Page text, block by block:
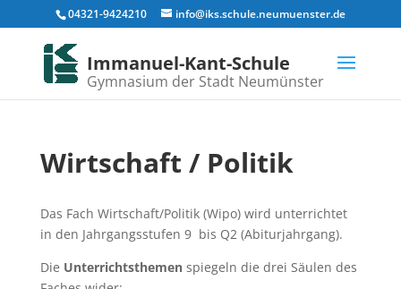
04321-9424210 info@iks.schule.neumuenster.de
Immanuel-Kant-Schule
Gymnasium der Stadt Neumünster
Wirtschaft / Politik
Das Fach Wirtschaft/Politik (Wipo) wird unterrichtet
in den Jahrgangsstufen 9 bis Q2 (Abiturjahrgang).
Die Unterrichtsthemenspiegeln die drei Säulen des